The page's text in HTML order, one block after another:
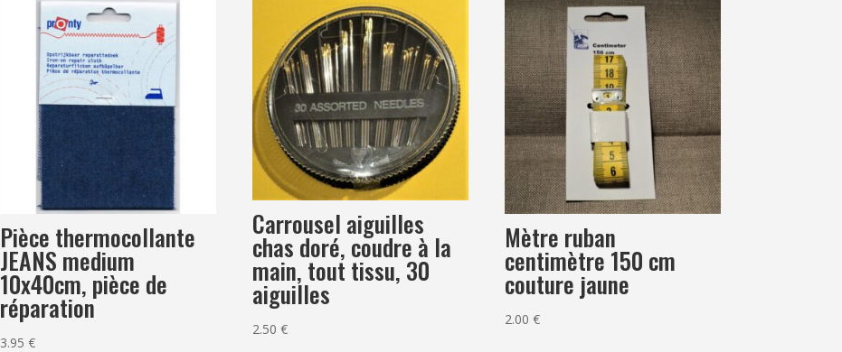
Pièce thermocollante
JEANS medium
10x40cm, pièce de
réparation
3.95€
Carrousel aiguilles
chas doré, coudre à la
main, tout tissu, 30
aiguilles
2.50€
Mètre ruban
centimètre 150 cm
couture jaune
2.00€